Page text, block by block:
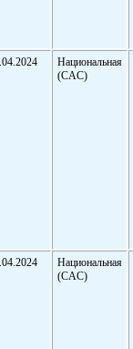
Национальная
(CAC)
Национальная
(CAC)